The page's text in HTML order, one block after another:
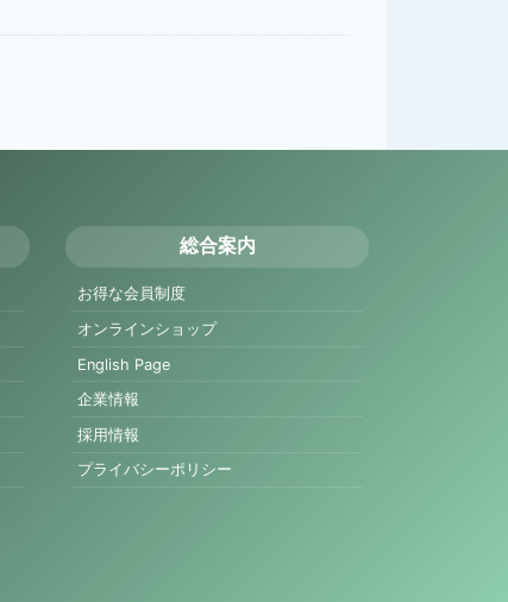
総合案内
お得な会員制度
オンラインショップ
English Page
企業情報
採用情報
プライバシーポリシー